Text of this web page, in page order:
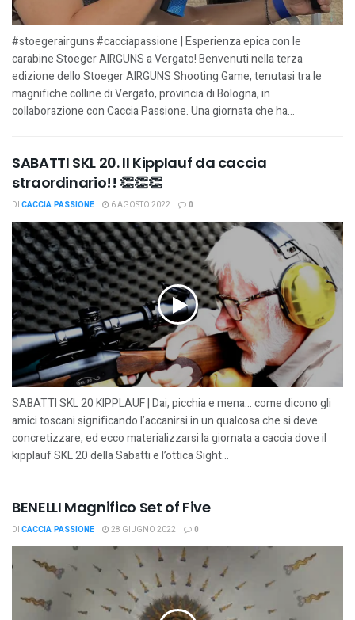
#stoegerairguns #cacciapassione | Esperienza epica con le
carabine Stoeger AIRGUNS a Vergato! Benvenuti nella terza
edizione dello Stoeger AIRGUNS Shooting Game, tenutasi tra le
magnifiche colline di Vergato, provincia di Bologna, in
collaborazione con Caccia Passione. Una giornata che ha...
SABATTI SKL 20. Il Kipplauf da caccia
straordinario!! 👏👏👏
DI CACCIA PASSIONE 6 AGOSTO 2022 0
SABATTI SKL 20 KIPPLAUF | Dai, picchia e mena… come dicono gli
amici toscani significando l’accanirsi in un qualcosa che si deve
concretizzare, ed ecco materializzarsi la giornata a caccia dove il
kipplauf SKL 20 della Sabatti e l’ottica Sight...
BENELLI Magnifico Set of Five
DI CACCIA PASSIONE 28 GIUGNO 2022 0